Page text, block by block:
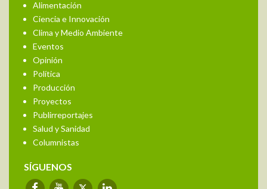
Alimentación
Ciencia e Innovación
Clima y Medio Ambiente
Eventos
Opinión
Política
Producción
Proyectos
Publirreportajes
Salud y Sanidad
Columnistas
SÍGUENOS